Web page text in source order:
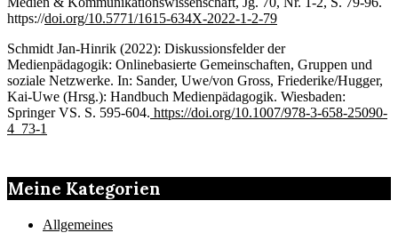
https://doi.org/10.5771/1615-634X-2022-1-2-79
Schmidt Jan-Hinrik (2022): Diskussionsfelder der
Medienpädagogik: Onlinebasierte Gemeinschaften, Gruppen und
soziale Netzwerke. In: Sander, Uwe/von Gross, Friederike/Hugger,
Kai-Uwe (Hrsg.): Handbuch Medienpädagogik. Wiesbaden:
Springer VS. S. 595-604. https://doi.org/10.1007/978-3-658-25090-
4_73-1
Meine Kategorien
Allgemeines